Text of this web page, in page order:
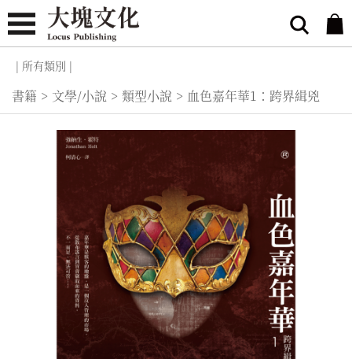
| 所有類別 |
書籍 > 文學/小說 > 類型小說 > 血色嘉年華1：跨界緝兇